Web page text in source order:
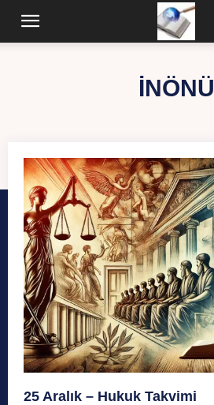
İNÖNÜ
25 Aralık – Hukuk Takvimi